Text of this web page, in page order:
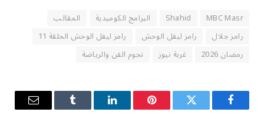
MBC Masr
Shahid البرامج الكوميدية
المقالب
رامز جلال
رامز ليفل الوحش
رامز ليفل الوحش الحلقة 11
رمضان 2026
غربة نيوز نجوم الفن والرياضة
فيسبوك تويتر بينتيريستلينكدإن Tumblr
البريد